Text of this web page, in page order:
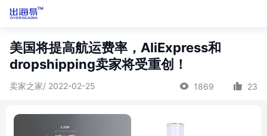
美国将提高航运费率，AliExpress和
dropshipping卖家将受重创！
卖家之家/ 2022-02-25 1869 23